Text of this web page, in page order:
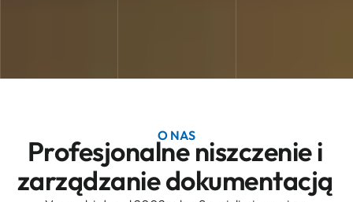
O NAS
Profesjonalne niszczenie i
zarządzanie dokumentacją